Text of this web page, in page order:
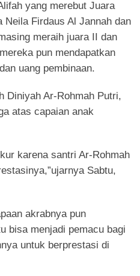
yang merebut Juara
Neila Firdaus Al Jannah dan
meraih juara II dan
pun mendapatkan
uang pembinaan.
Diniyah Ar-Rohmah Putri,
atas capaian anak
karena santri Ar-Rohmah
Sabtu,
akrabnya pun
bisa menjadi pemacu bagi
untuk berprestasi di